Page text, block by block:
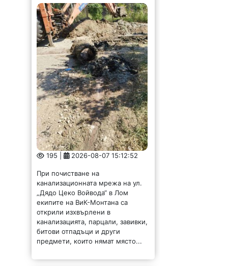
195 | 2026-08-07 15:12:52
При почистване на
канализационната мрежа на ул.
„Дядо Цеко Войвода“ в Лом
екипите на ВиК-Монтана са
открили изхвърлени в
канализацията, парцали, завивки,
битови отпадъци и други
предмети, които нямат място...